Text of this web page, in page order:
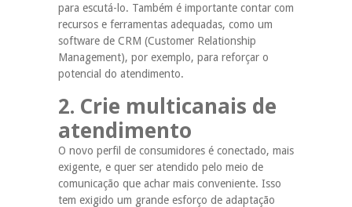
para escutá-lo. Também é importante contar com
recursos e ferramentas adequadas, como um
software de CRM (Customer Relationship
Management), por exemplo, para reforçar o
potencial do atendimento.
2. Crie multicanais de
atendimento
O novo perfil de consumidores é conectado, mais
exigente, e quer ser atendido pelo meio de
comunicação que achar mais conveniente. Isso
tem exigido um grande esforço de adaptação